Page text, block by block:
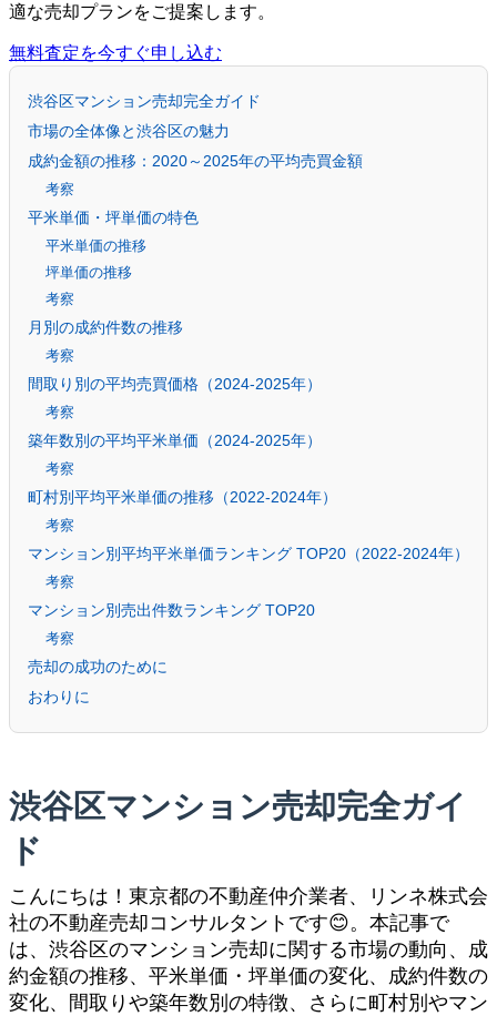
適な売却プランをご提案します。
無料査定を今すぐ申し込む
渋谷区マンション売却完全ガイド
市場の全体像と渋谷区の魅力
成約金額の推移：2020～2025年の平均売買金額
考察
平米単価・坪単価の特色
平米単価の推移
坪単価の推移
考察
月別の成約件数の推移
考察
間取り別の平均売買価格（2024-2025年）
考察
築年数別の平均平米単価（2024-2025年）
考察
町村別平均平米単価の推移（2022-2024年）
考察
マンション別平均平米単価ランキング TOP20（2022-2024年）
考察
マンション別売出件数ランキング TOP20
考察
売却の成功のために
おわりに
渋谷区マンション売却完全ガイ
ド
こんにちは！東京都の不動産仲介業者、リンネ株式会
社の不動産売却コンサルタントです😊。本記事で
は、渋谷区のマンション売却に関する市場の動向、成
約金額の推移、平米単価・坪単価の変化、成約件数の
変化、間取りや築年数別の特徴、さらに町村別やマン